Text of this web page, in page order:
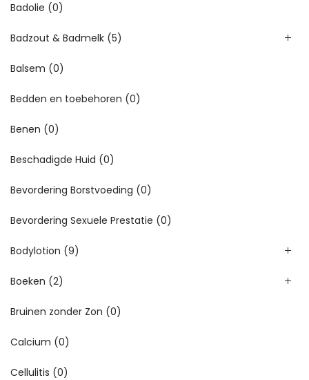
Badolie (0)
Badzout & Badmelk (5)
Balsem (0)
Bedden en toebehoren (0)
Benen (0)
Beschadigde Huid (0)
Bevordering Borstvoeding (0)
Bevordering Sexuele Prestatie (0)
Bodylotion (9)
Boeken (2)
Bruinen zonder Zon (0)
Calcium (0)
Cellulitis (0)